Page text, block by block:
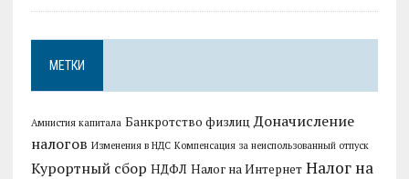
МЕТКИ
Амнистия капитала Банкротство физлиц Доначисление
налогов Изменения в НДС Компенсация за неиспользованный отпуск
Курортный сбор НДФЛ Налог на Интернет Налог на